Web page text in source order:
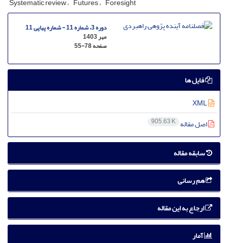
دوره 3، شماره 11 - شماره پیاپی 11
مهر 1403
صفحه55-78
فایل ها
اصل مقاله 905.63 K
سابقه مقاله
هم رسانی
ارجاع به این مقاله
آمار